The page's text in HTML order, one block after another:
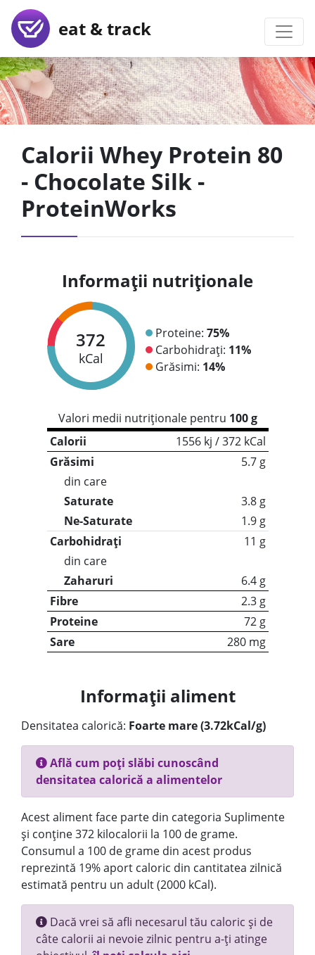
eat & track
Calorii Whey Protein 80
- Chocolate Silk -
ProteinWorks
Informații nutriționale
372
kCal
Proteine: 75%
Carbohidrați: 11%
Grăsimi: 14%
Valori medii nutriționale pentru 100 g
Calorii
1556 kj / 372 kCal
Grăsimi
5.7 g
din care
Saturate
3.8 g
Ne-Saturate
1.9 g
Carbohidrați
11 g
din care
Zaharuri
6.4 g
Fibre
2.3 g
Proteine
72 g
Sare
280 mg
Informații aliment
Densitatea calorică: Foarte mare (3.72kCal/g)
Află cum poți slăbi cunoscând
densitatea calorică a alimentelor
Acest aliment face parte din categoria Suplimente
și conține 372 kilocalorii la 100 de grame.
Consumul a 100 de grame din acest produs
reprezintă 19% aport caloric din cantitatea zilnică
estimată pentru un adult (2000 kCal).
Dacă vrei să afli necesarul tău caloric și de
câte calorii ai nevoie zilnic pentru a-ți atinge